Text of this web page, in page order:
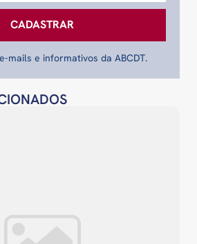
mails e informativos da ABCDT.
CADASTRAR